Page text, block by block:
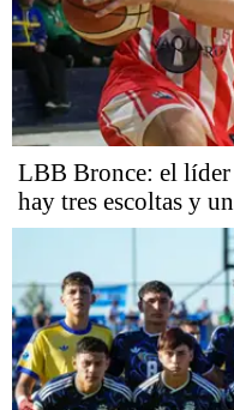
LBB Bronce: el líder
hay tres escoltas y